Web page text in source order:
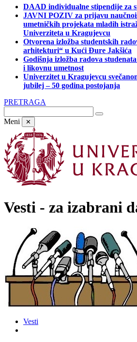
DAAD individualne stipendije za
JAVNI POZIV za prijavu
umetničkih projekata mladih
Univerziteta u Kragujevcu
Otvorena izložba studentskih
arhitekturi“ u Kući Đure Jakšića
Godišnja izložba radova
i likovnu umetnost
Univerzitet u Kragujevcu
jubilej – 50 godina postojanja
PRETRAGA
Meni ✕
Vesti - za izabrani
Vesti